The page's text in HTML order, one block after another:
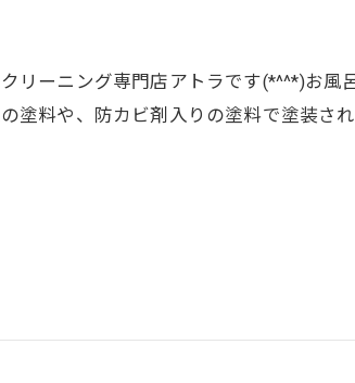
リーニング専門店アトラです(*^^*)お風
塗料や、防カビ剤入りの塗料で塗装さ